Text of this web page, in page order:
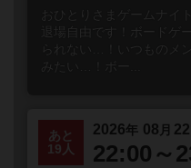
おひとりさまゲームナイ
退場自由です！ボードゲ
られない…！いつものメ
あと
19人
2026年 08 月 22
22:00～